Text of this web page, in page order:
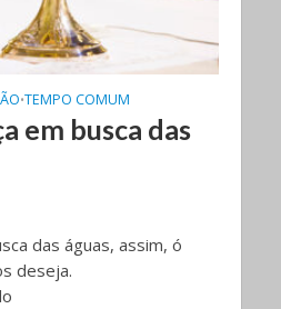
•TEMPO COMUM
em busca das
das águas, assim, ó
deseja.